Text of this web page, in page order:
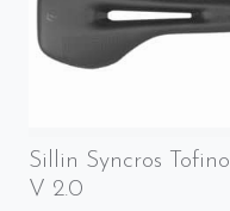
Sillin Syncros Tofino
V 2.0